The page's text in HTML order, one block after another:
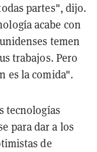
partes", dijo.
acabe con
temen
trabajos. Pero
es la comida".
tecnologías
para dar a los
de